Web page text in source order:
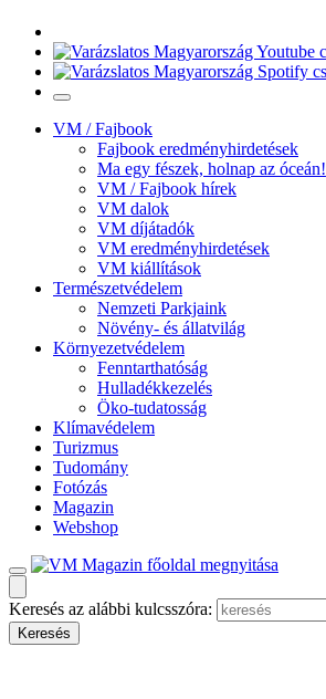
VM / Fajbook
Fajbook eredményhirdetések
Ma egy fészek, holnap az óceán!
VM / Fajbook hírek
VM dalok
VM díjátadók
VM eredményhirdetések
VM kiállítások
Természetvédelem
Nemzeti Parkjaink
Növény- és állatvilág
Környezetvédelem
Fenntarthatóság
Hulladékkezelés
Öko-tudatosság
Klímavédelem
Turizmus
Tudomány
Fotózás
Magazin
Webshop
Keresés az alábbi kulcsszóra: